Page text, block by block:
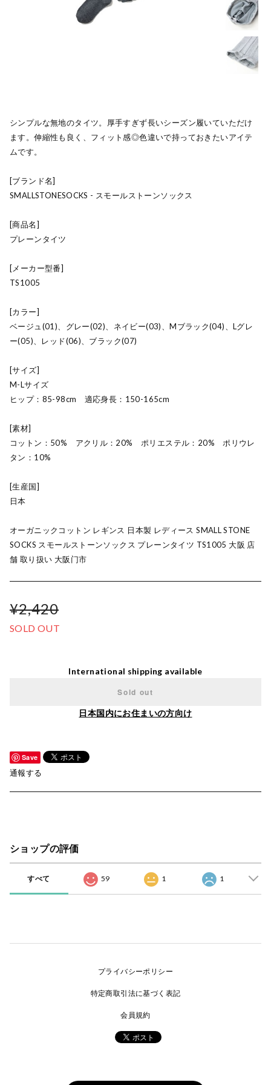
シンプルな無地のタイツ。厚手すぎず長いシーズン履いていただけ
ます。伸縮性も良く、フィット感◎色違いで持っておきたいアイテ
ムです。
[ブランド名]
SMALLSTONESOCKS - スモールストーンソックス
[商品名]
プレーンタイツ
[メーカー型番]
TS1005
[カラー]
ベージュ(01)、グレー(02)、ネイビー(03)、Mブラック(04)、Lグレ
ー(05)、レッド(06)、ブラック(07)
[サイズ]
M-Lサイズ
ヒップ：85-98cm 適応身長：150-165cm
[素材]
コットン：50% アクリル：20% ポリエステル：20% ポリウレ
タン：10%
[生産国]
日本
オーガニックコットン レギンス 日本製 レディース SMALL STONE
SOCKS スモールストーンソックス プレーンタイツ TS1005 大阪 店
舗 取り扱い 大阪门市
¥2,420
SOLD OUT
International shipping available
Sold out
日本国内にお住まいの方向け
Save
通報する
ショップの評価
すべて 59 1 1
プライバシーポリシー
特定商取引法に基づく表記
会員規約